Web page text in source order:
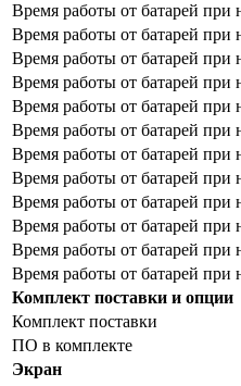
Время работы от батарей при
Время работы от батарей при
Время работы от батарей при
Время работы от батарей при
Время работы от батарей при
Время работы от батарей при
Время работы от батарей при
Время работы от батарей при
Время работы от батарей при
Время работы от батарей при
Время работы от батарей при
Время работы от батарей при
Комплект поставки и опции
Комплект поставки
ПО в комплекте
Экран